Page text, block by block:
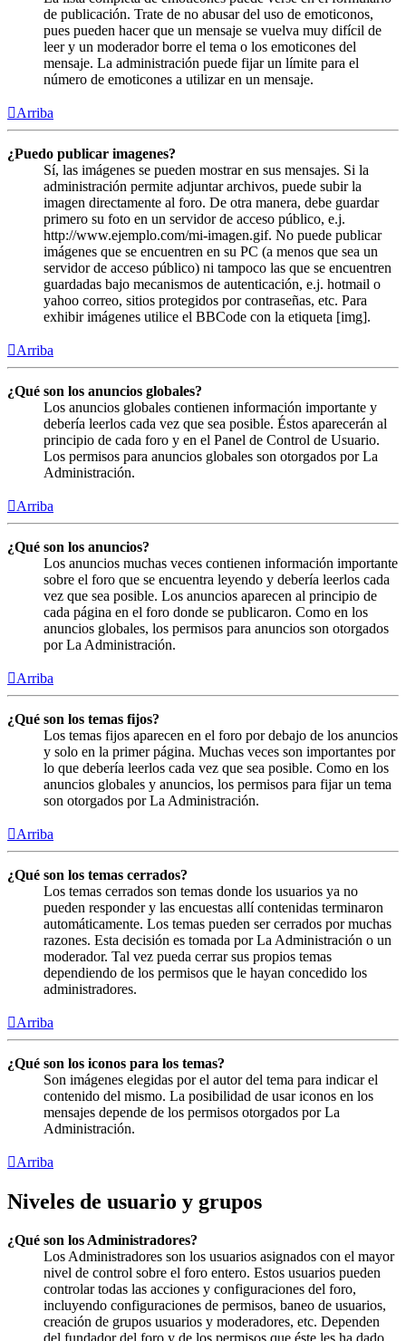
de publicación. Trate de no abusar del uso de emoticonos,
pues pueden hacer que un mensaje se vuelva muy difícil de
leer y un moderador borre el tema o los emoticones del
mensaje. La administración puede fijar un límite para el
número de emoticones a utilizar en un mensaje.
Arriba
¿Puedo publicar imagenes?
Sí, las imágenes se pueden mostrar en sus mensajes. Si la
administración permite adjuntar archivos, puede subir la
imagen directamente al foro. De otra manera, debe guardar
primero su foto en un servidor de acceso público, e.j.
http://www.ejemplo.com/mi-imagen.gif. No puede publicar
imágenes que se encuentren en su PC (a menos que sea un
servidor de acceso público) ni tampoco las que se encuentren
guardadas bajo mecanismos de autenticación, e.j. hotmail o
yahoo correo, sitios protegidos por contraseñas, etc. Para
exhibir imágenes utilice el BBCode con la etiqueta [img].
Arriba
¿Qué son los anuncios globales?
Los anuncios globales contienen información importante y
debería leerlos cada vez que sea posible. Éstos aparecerán al
principio de cada foro y en el Panel de Control de Usuario.
Los permisos para anuncios globales son otorgados por La
Administración.
Arriba
¿Qué son los anuncios?
Los anuncios muchas veces contienen información importante
sobre el foro que se encuentra leyendo y debería leerlos cada
vez que sea posible. Los anuncios aparecen al principio de
cada página en el foro donde se publicaron. Como en los
anuncios globales, los permisos para anuncios son otorgados
por La Administración.
Arriba
¿Qué son los temas fijos?
Los temas fijos aparecen en el foro por debajo de los anuncios
y solo en la primer página. Muchas veces son importantes por
lo que debería leerlos cada vez que sea posible. Como en los
anuncios globales y anuncios, los permisos para fijar un tema
son otorgados por La Administración.
Arriba
¿Qué son los temas cerrados?
Los temas cerrados son temas donde los usuarios ya no
pueden responder y las encuestas allí contenidas terminaron
automáticamente. Los temas pueden ser cerrados por muchas
razones. Esta decisión es tomada por La Administración o un
moderador. Tal vez pueda cerrar sus propios temas
dependiendo de los permisos que le hayan concedido los
administradores.
Arriba
¿Qué son los iconos para los temas?
Son imágenes elegidas por el autor del tema para indicar el
contenido del mismo. La posibilidad de usar iconos en los
mensajes depende de los permisos otorgados por La
Administración.
Arriba
Niveles de usuario y grupos
¿Qué son los Administradores?
Los Administradores son los usuarios asignados con el mayor
nivel de control sobre el foro entero. Estos usuarios pueden
controlar todas las acciones y configuraciones del foro,
incluyendo configuraciones de permisos, baneo de usuarios,
creación de grupos usuarios y moderadores, etc. Dependen
del fundador del foro y de los permisos que éste les ha dado.